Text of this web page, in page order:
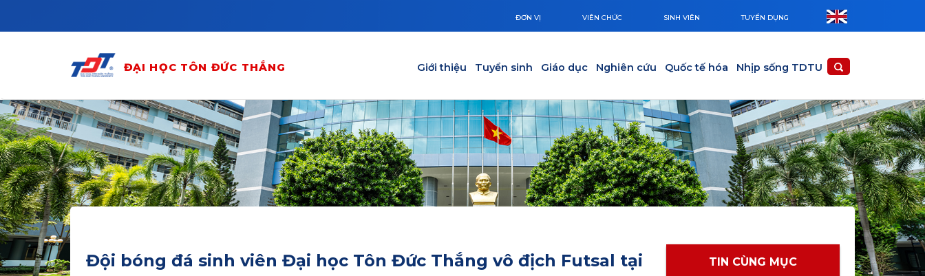
ĐƠN VỊ VIÊN CHỨC SINH VIÊN TUYỂN DỤNG
ĐẠI HỌC TÔN ĐỨC THẮNG Giới thiệu Tuyển sinh Giáo dục Nghiên cứu Quốc tế hóa Nhịp sống TDTU
Đội bóng đá sinh viên Đại học Tôn Đức Thắng vô địch Futsal tại
TIN CÙNG MỤC